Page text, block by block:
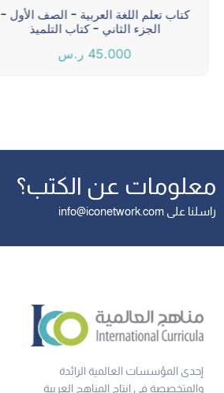
كتاب تعلم اللغة العربية - الصف الأول -
الجزء الثاني - كتاب التلميذ
45.000 ر.س
معلومات عن الكتب؟
راسلنا على info@iconetwork.com
إحدى المؤسسات العالمية الرائدة
والمتخصصة في إنتاج المناهج العربية